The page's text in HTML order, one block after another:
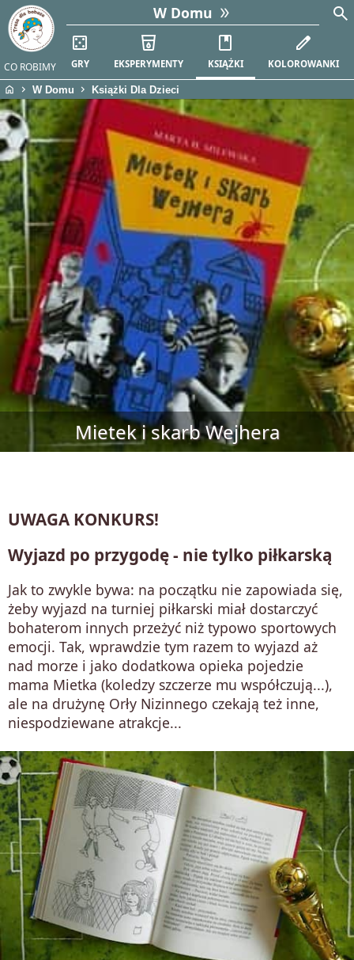
CO ROBIMY
W Domu
casino
GRY
local_drink
EKSPERYMENTY
book
KSIĄŻKI
edit
KOLOROWANKI
search
home chevron_right W Domu chevron_right Książki Dla Dzieci
Mietek i skarb Wejhera
UWAGA KONKURS!
Wyjazd po przygodę - nie tylko piłkarską
Jak to zwykle bywa: na początku nie zapowiada się,
żeby wyjazd na turniej piłkarski miał dostarczyć
bohaterom innych przeżyć niż typowo sportowych
emocji. Tak, wprawdzie tym razem to wyjazd aż
nad morze i jako dodatkowa opieka pojedzie
mama Mietka (koledzy szczerze mu współczują...),
ale na drużynę Orły Nizinnego czekają też inne,
niespodziewane atrakcje...